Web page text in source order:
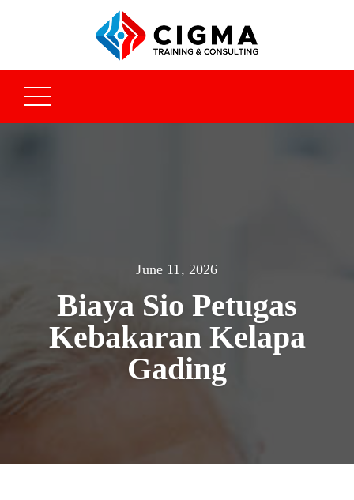
June 11, 2026
Biaya Sio Petugas
Kebakaran Kelapa
Gading